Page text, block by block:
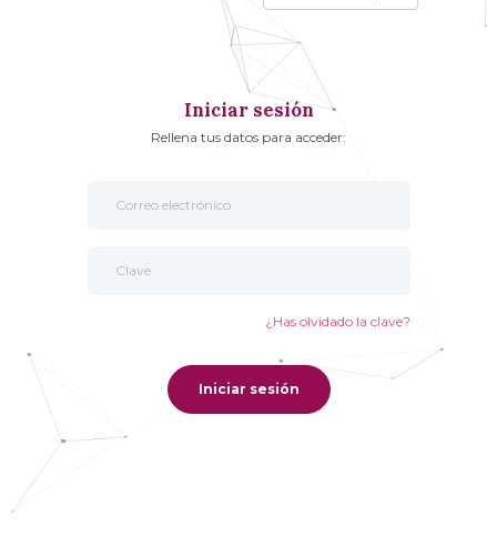
Iniciar sesión
Rellena tus datos para acceder:
¿Has olvidado la clave?
Iniciar sesión